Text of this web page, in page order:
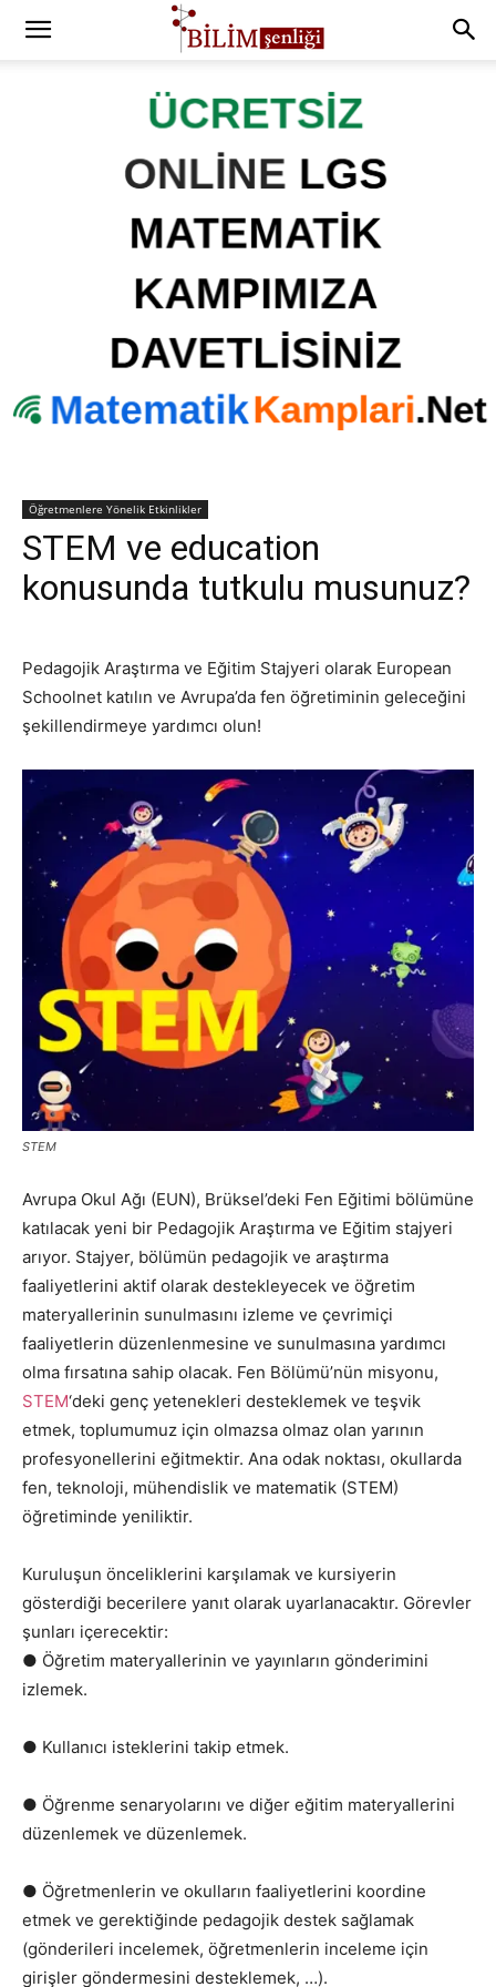
Öğretmenlere Yönelik Etkinlikler
STEM ve education
konusunda tutkulu musunuz?
Pedagojik Araştırma ve Eğitim Stajyeri olarak European
Schoolnet katılın ve Avrupa’da fen öğretiminin geleceğini
şekillendirmeye yardımcı olun!
STEM
Avrupa Okul Ağı (EUN), Brüksel’deki Fen Eğitimi bölümüne
katılacak yeni bir Pedagojik Araştırma ve Eğitim stajyeri
arıyor. Stajyer, bölümün pedagojik ve araştırma
faaliyetlerini aktif olarak destekleyecek ve öğretim
materyallerinin sunulmasını izleme ve çevrimiçi
faaliyetlerin düzenlenmesine ve sunulmasına yardımcı
olma fırsatına sahip olacak. Fen Bölümü’nün misyonu,
STEM‘deki genç yetenekleri desteklemek ve teşvik
etmek, toplumumuz için olmazsa olmaz olan yarının
profesyonellerini eğitmektir. Ana odak noktası, okullarda
fen, teknoloji, mühendislik ve matematik (STEM)
öğretiminde yeniliktir.
Kuruluşun önceliklerini karşılamak ve kursiyerin
gösterdiği becerilere yanıt olarak uyarlanacaktır. Görevler
şunları içerecektir:
● Öğretim materyallerinin ve yayınların gönderimini
izlemek.
● Kullanıcı isteklerini takip etmek.
● Öğrenme senaryolarını ve diğer eğitim materyallerini
düzenlemek ve düzenlemek.
● Öğretmenlerin ve okulların faaliyetlerini koordine
etmek ve gerektiğinde pedagojik destek sağlamak
(gönderileri incelemek, öğretmenlerin inceleme için
girişler göndermesini desteklemek, …).